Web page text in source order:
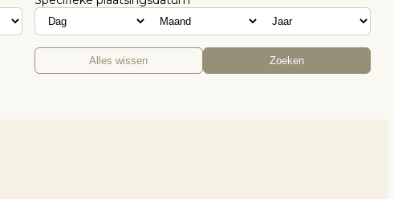
Alles wissen Zoeken